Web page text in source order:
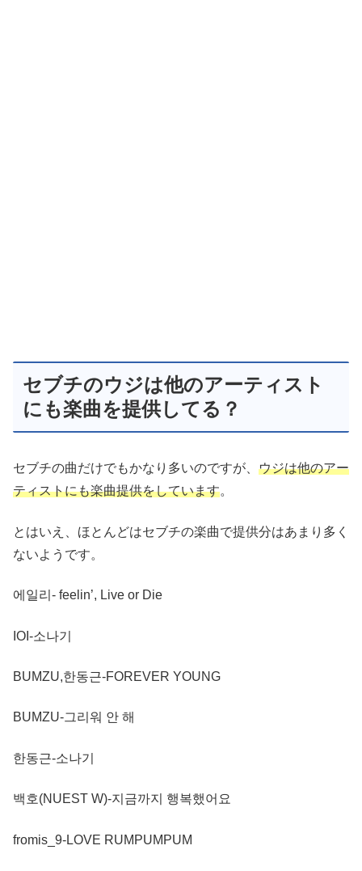
セブチのウジは他のアーティスト
にも楽曲を提供してる？
セブチの曲だけでもかなり多いのですが、 ウジは他のアー
ティストにも楽曲提供をしています。
とはいえ、ほとんどはセブチの楽曲で提供分はあまり多く
ないようです。
에일리- feelin’, Live or Die
IOI-소나기
BUMZU,한동근-FOREVER YOUNG
BUMZU-그리워 안 해
한동근-소나기
백호(NUEST W)-지금까지 행복했어요
fromis_9-LOVE RUMPUMPUM